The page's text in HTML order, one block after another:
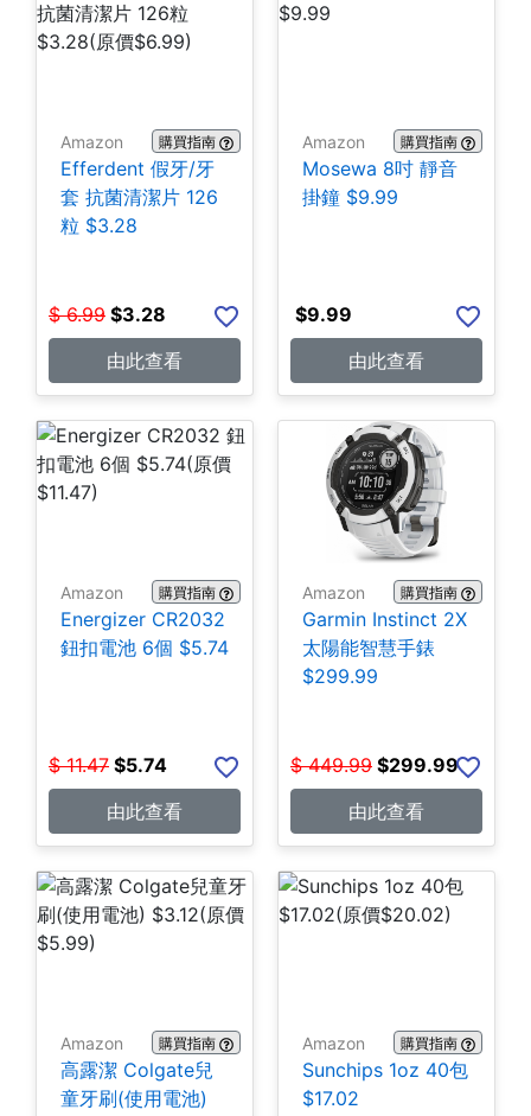
Amazon 購買指南
Efferdent 假牙/牙
套 抗菌清潔片 126
粒 $3.28
$ 6.99 $3.28
由此查看
Amazon 購買指南
Mosewa 8吋 靜音
掛鐘 $9.99
$9.99
由此查看
Amazon 購買指南
Energizer CR2032
鈕扣電池 6個 $5.74
$ 11.47 $5.74
由此查看
Amazon 購買指南
Garmin Instinct 2X
太陽能智慧手錶
$299.99
$ 449.99 $299.99
由此查看
Amazon 購買指南
高露潔 Colgate兒
童牙刷(使用電池)
Amazon 購買指南
Sunchips 1oz 40包
$17.02